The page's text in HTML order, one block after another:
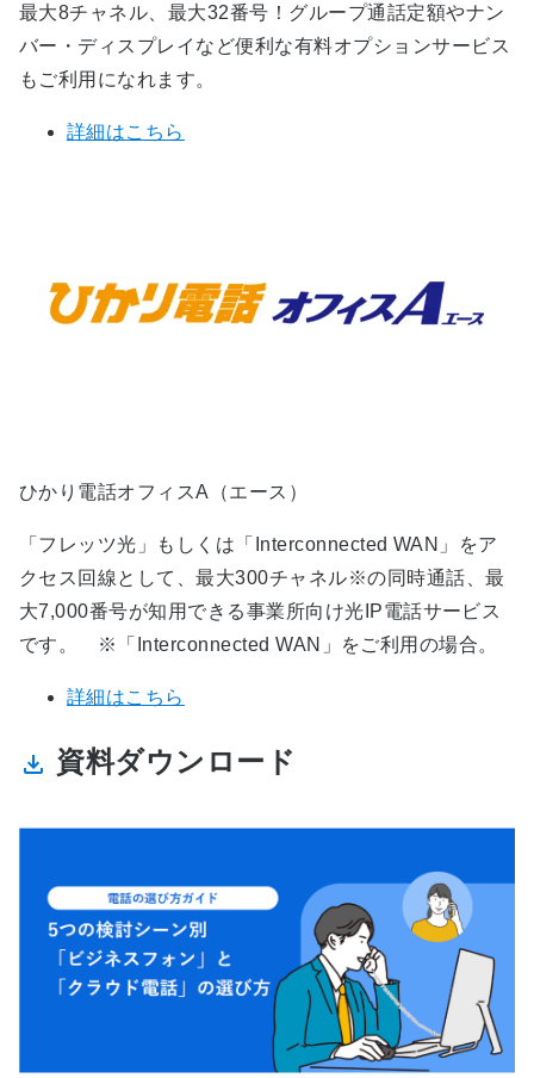
最大8チャネル、最大32番号！グループ通話定額やナン
バー・ディスプレイなど便利な有料オプションサービス
もご利用になれます。
詳細はこちら
ひかり電話オフィスA（エース）
「フレッツ光」もしくは「Interconnected WAN」をア
クセス回線として、最大300チャネル※の同時通話、最
大7,000番号が知用できる事業所向け光IP電話サービス
です。 ※「Interconnected WAN」をご利用の場合。
詳細はこちら
資料ダウンロード